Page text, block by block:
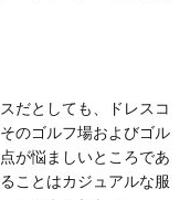
だとしても、ドレスコ
のゴルフ場およびゴル
が悩ましいところであ
ことはカジュアルな服